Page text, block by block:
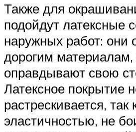
Также для
подойдут латексные
наружных работ: они
дорогим
оправдывают свою
Латексное покрытие
растрескивается, так
эластичностью, не